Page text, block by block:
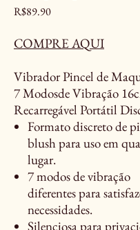
R$89.90Price
COMPRE AQUI
Vibrador Pincel de
7 Modosde Vibração
Recarregável Portátil
Formato discreto de
blush para uso em
lugar.
7 modos de vibração
diferentes para
necessidades.
Silenciosa para